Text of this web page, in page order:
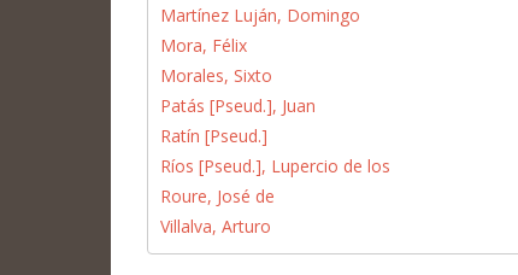
Martínez Luján, Domingo
Mora, Félix
Morales, Sixto
Patás [Pseud.], Juan
Ratín [Pseud.]
Ríos [Pseud.], Lupercio de los
Roure, José de
Villalva, Arturo